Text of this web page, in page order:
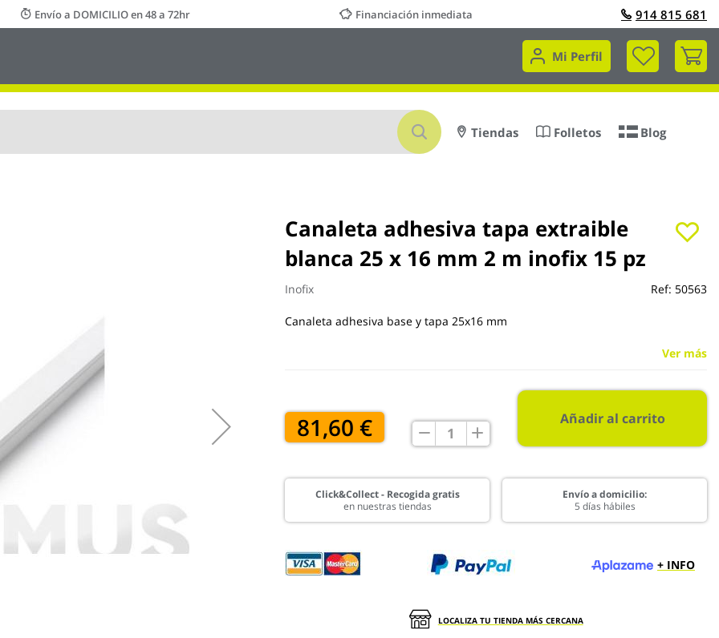
Envío a DOMICILIO en 48 a 72hr Financiación inmediata 914 815 681
Mi Perfil
Mi
Buscar
Tiendas Folletos Blog
Canaleta adhesiva tapa extraible
blanca 25 x 16 mm 2 m inofix 15 pz
Inofix Ref: 50563
Canaleta adhesiva base y tapa 25x16 mm
Ver más
81,60 € Añadir al carrito
Click&Collect - Recogida gratis
en nuestras tiendas
Envío a domicilio:
5 días hábiles
+ INFO
LOCALIZA TU TIENDA MÁS CERCANA